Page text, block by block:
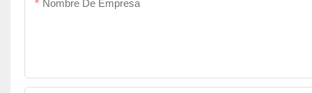
Nombre De Empresa